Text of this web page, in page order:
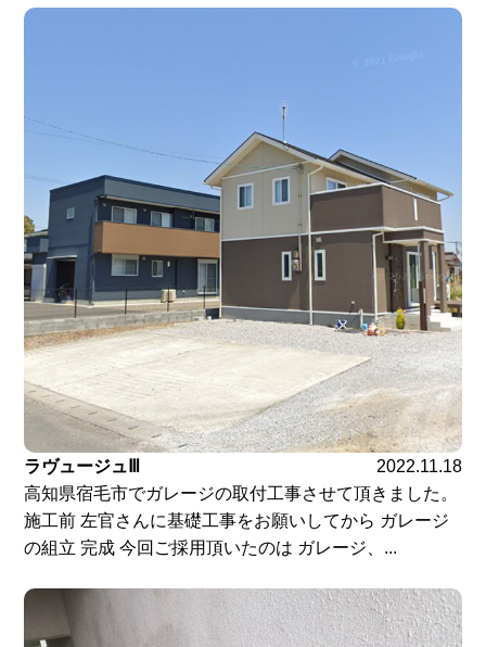
ラヴュージュⅢ
2022.11.18
高知県宿毛市でガレージの取付工事させて頂きました。
施工前 左官さんに基礎工事をお願いしてから ガレージ
の組立 完成 今回ご採用頂いたのは ガレージ、...